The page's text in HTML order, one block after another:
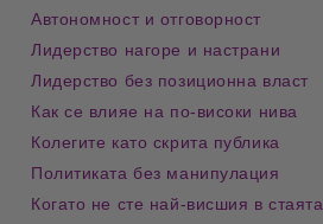
Автономност и отговорност
Лидерство нагоре и настрани
Лидерство без позиционна власт
Как се влияе на по-високи нива
Колегите като скрита публика
Политиката без манипулация
Когато не сте най-висшия в стаята